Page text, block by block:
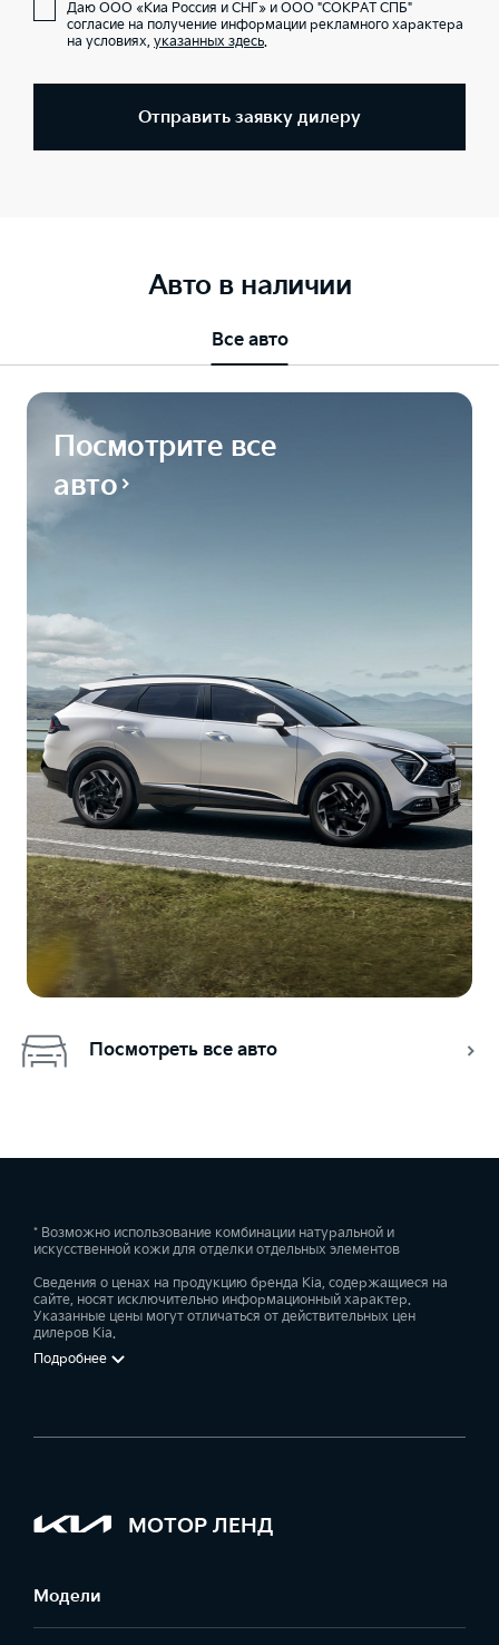
Даю ООО «Киа Россия и СНГ» и ООО "СОКРАТ СПБ"
согласие на получение информации рекламного характера
на условиях, указанных здесь.
Отправить заявку дилеру
Авто в наличии
Все авто
Посмотрите все
авто
Посмотреть все авто
* Возможно использование комбинации натуральной и
искусственной кожи для отделки отдельных элементов
Сведения о ценах на продукцию бренда Kia, содержащиеся на
сайте, носят исключительно информационный характер.
Указанные цены могут отличаться от действительных цен
дилеров Kia.
Подробнее
МОТОР ЛЕНД
Модели